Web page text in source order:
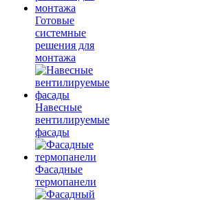
Готовые
системные
решения для
монтажа
Навесные
вентилируемые
фасады
Фасадные
термопанели